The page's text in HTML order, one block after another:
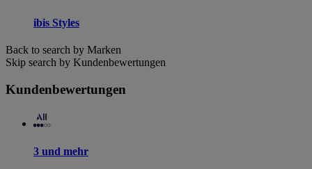
ibis Styles
Back to search by Marken
Skip search by Kundenbewertungen
Kundenbewertungen
3 und mehr